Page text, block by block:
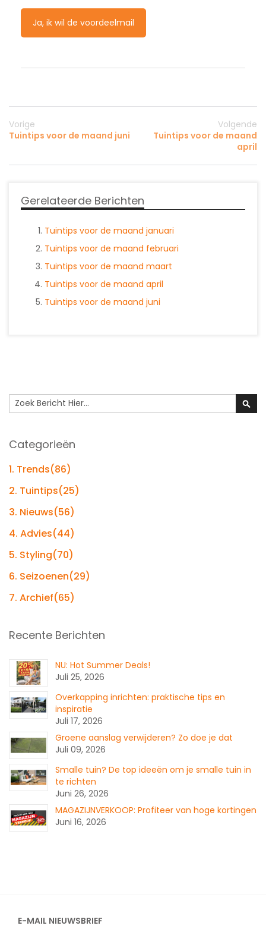
Ja, ik wil de voordeelmail
Vorige
Tuintips voor de maand juni
Volgende
Tuintips voor de maand
april
Gerelateerde Berichten
Tuintips voor de maand januari
Tuintips voor de maand februari
Tuintips voor de maand maart
Tuintips voor de maand april
Tuintips voor de maand juni
Search
Categorieën
1. Trends(86)
2. Tuintips(25)
3. Nieuws(56)
4. Advies(44)
5. Styling(70)
6. Seizoenen(29)
7. Archief(65)
Recente Berichten
NU: Hot Summer Deals!
Juli 25, 2026
Overkapping inrichten: praktische tips en
inspiratie
Juli 17, 2026
Groene aanslag verwijderen? Zo doe je dat
Juli 09, 2026
Smalle tuin? De top ideeën om je smalle tuin in
te richten
Juni 26, 2026
MAGAZIJNVERKOOP: Profiteer van hoge kortingen
Juni 16, 2026
E-MAIL NIEUWSBRIEF